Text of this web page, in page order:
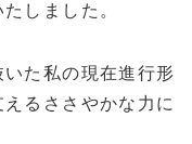
しました。
た私の現在進行形
るささやかな力に